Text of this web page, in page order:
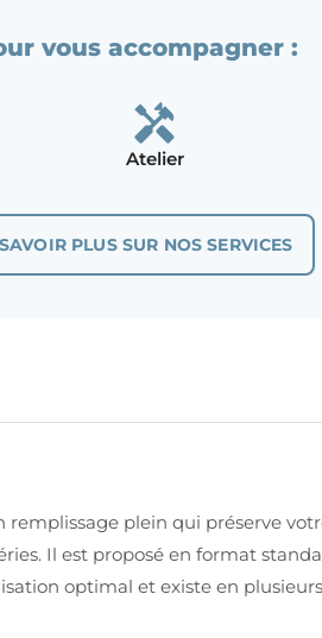
vous accompagner :
Atelier
PLUS SUR NOS SERVICES
plein qui préserve
Il est proposé en format
optimal et existe en